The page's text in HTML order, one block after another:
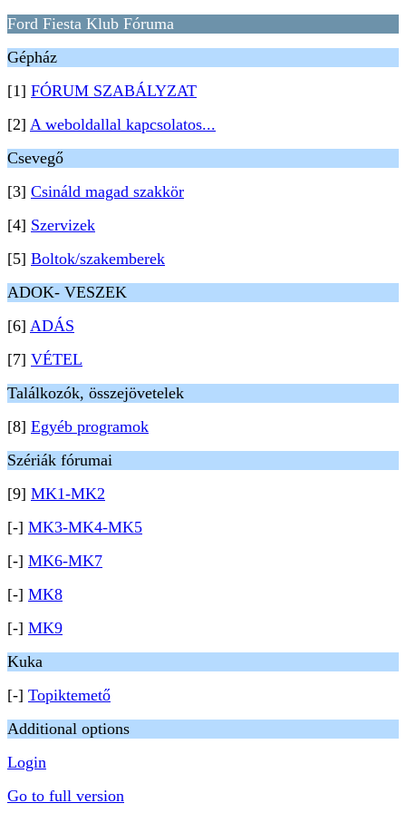
Ford Fiesta Klub Fóruma
Gépház
[1] FÓRUM SZABÁLYZAT
[2] A weboldallal kapcsolatos...
Csevegő
[3] Csináld magad szakkör
[4] Szervizek
[5] Boltok/szakemberek
ADOK- VESZEK
[6] ADÁS
[7] VÉTEL
Találkozók, összejövetelek
[8] Egyéb programok
Szériák fórumai
[9] MK1-MK2
[-] MK3-MK4-MK5
[-] MK6-MK7
[-] MK8
[-] MK9
Kuka
[-] Topiktemető
Additional options
Login
Go to full version